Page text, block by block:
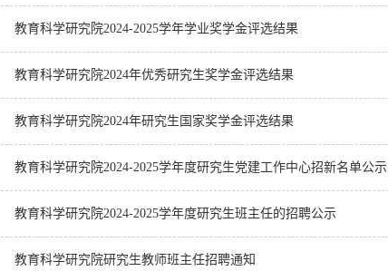
教育科学研究院2024-2025学年学业奖学金评选结果
教育科学研究院2024年优秀研究生奖学金评选结果
教育科学研究院2024年研究生国家奖学金评选结果
教育科学研究院2024-2025学年度研究生党建工作中心招新名单公示
教育科学研究院2024-2025学年度研究生班主任的招聘公示
教育科学研究院研究生教师班主任招聘通知